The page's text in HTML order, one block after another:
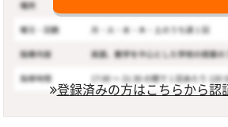
登録済みの方はこちらから認